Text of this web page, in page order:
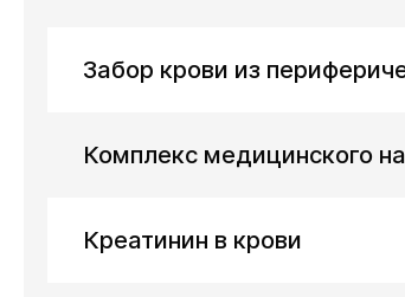
Забор крови из
Комплекс медицинского
Креатинин в крови